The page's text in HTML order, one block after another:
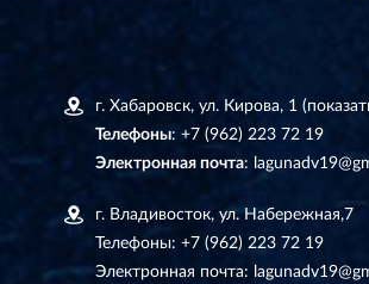
г. Хабаровск, ул. Кирова, 1
Телефоны: +7 (962) 223 72 19
Электронная почта:
г. Владивосток, ул. Набережная,7
Телефоны: +7 (962) 223 72 19
Электронная почта: